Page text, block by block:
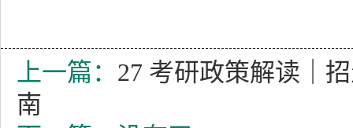
上一篇： 27 考研政策解读｜
南